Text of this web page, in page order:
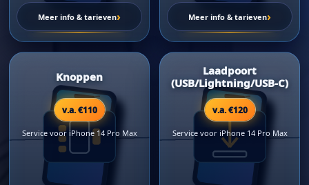
Meer info & tarieven› Meer info & tarieven›
Knoppen
v.a. €110
Service voor iPhone 14 Pro Max
Laadpoort
(USB/Lightning/USB-C)
v.a. €120
Service voor iPhone 14 Pro Max